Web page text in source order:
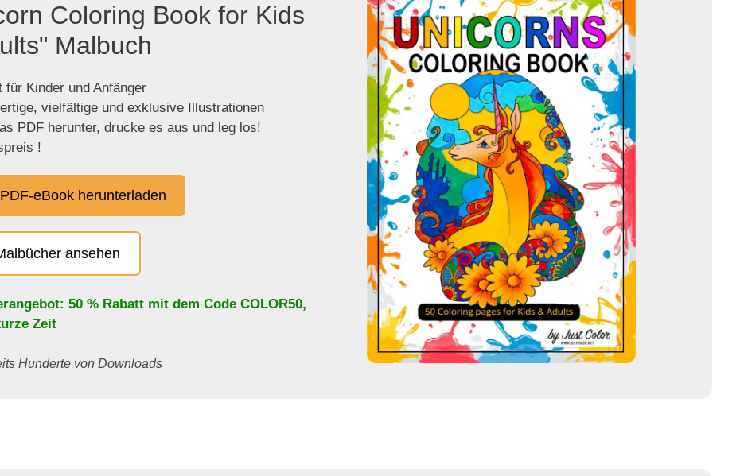
Coloring Book for Kids
Malbuch
für Kinder und Anfänger
vielfältige und exklusive Illustrationen
PDF herunter, drucke es aus und leg los!
!
eBook herunterladen
ansehen
50 % Rabatt mit dem Code COLOR50,
Zeit
Hunderte von Downloads